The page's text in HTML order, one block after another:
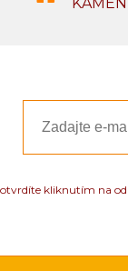
kliknutím na